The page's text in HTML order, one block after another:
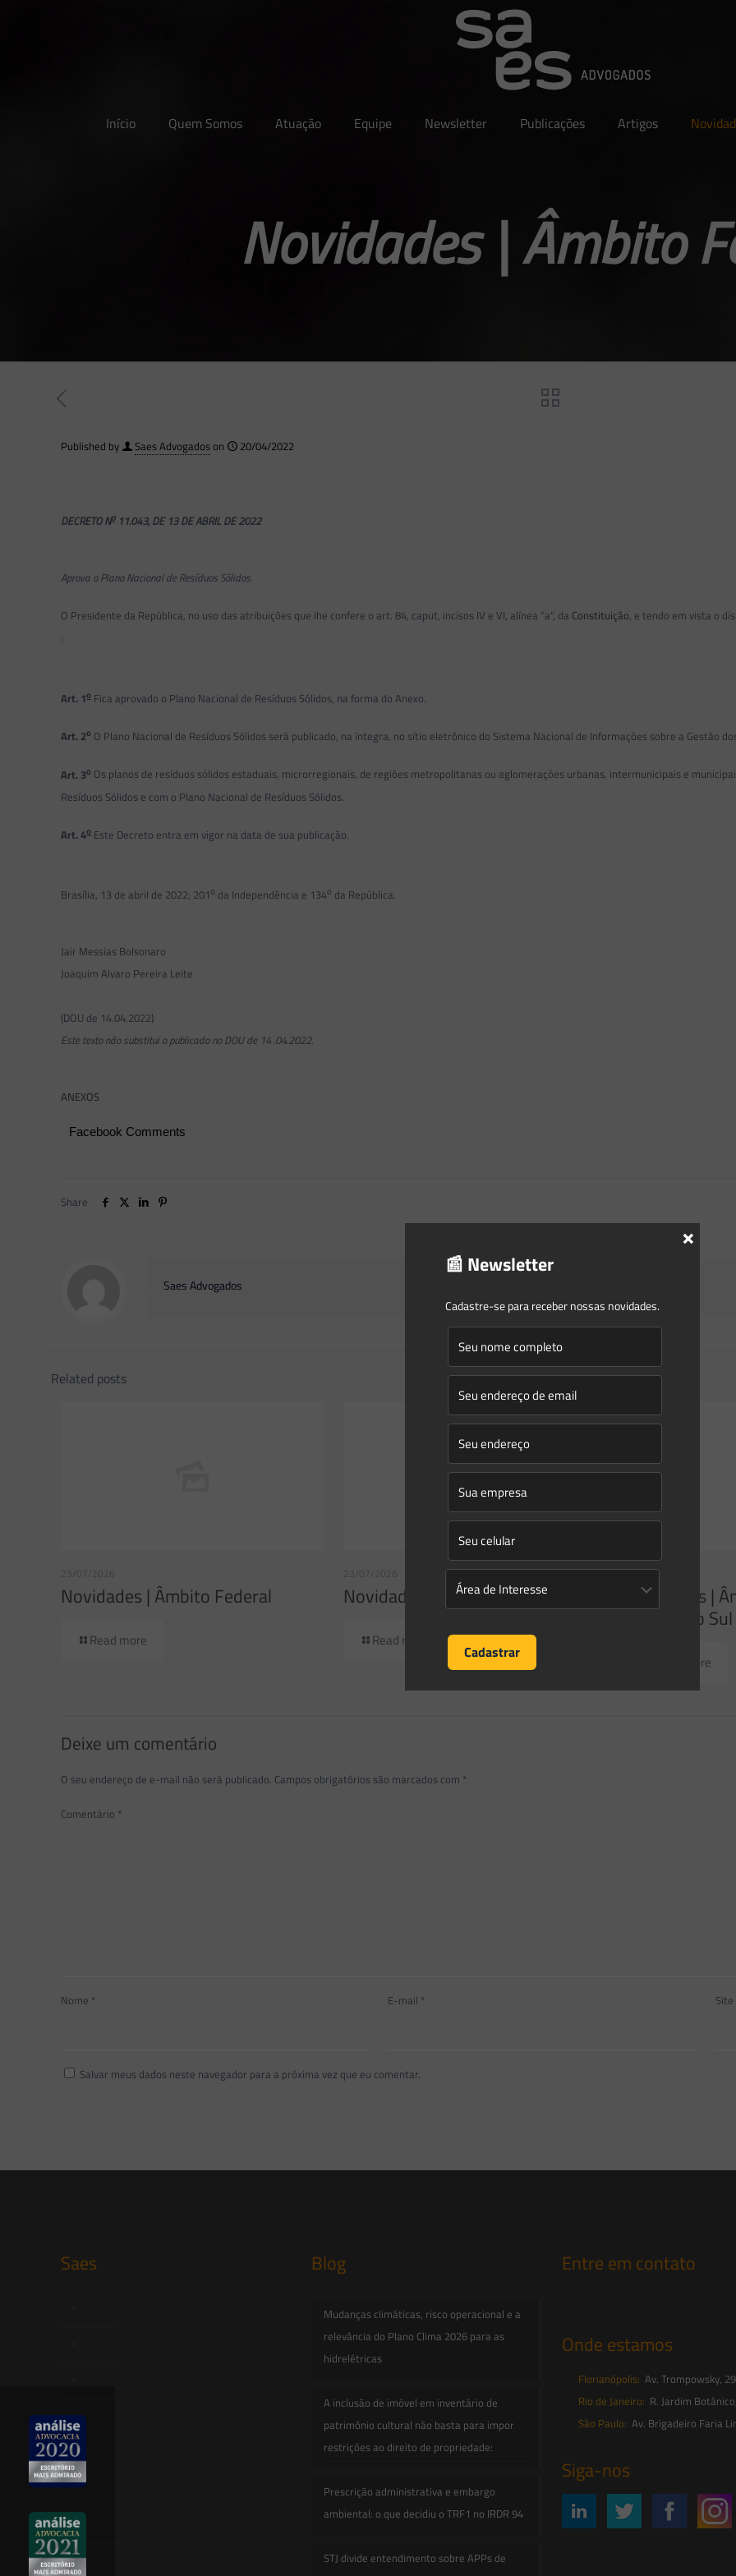
Início Quem Somos Atuação Equipe Newsletter Publicações Artigos
Novidades | Âmbito
Published by Saes Advogadoson 20/04/2022
DECRETO No11.043, DE 13 DE ABRIL DE 2022
Aprova o Plano Nacional de Resíduos Sólidos.
O Presidente da República, no uso das atribuições que lhe confere o art. 84, caput, incisos IV e VI, alínea “a”, da Constituição, e tendo em vista o
:
Art. 1o Fica aprovado o Plano Nacional de Resíduos Sólidos, na forma do Anexo.
Art. 2o O Plano Nacional de Resíduos Sólidos será publicado, na íntegra, no sítio eletrônico do Sistema Nacional de Informações sobre a Gestão
Art. 3o Os planos de resíduos sólidos estaduais, microrregionais, de regiões metropolitanas ou aglomerações urbanas, intermunicipais e
Resíduos Sólidos e com o Plano Nacional de Resíduos Sólidos.
Art. 4o Este Decreto entra em vigor na data de sua publicação.
Brasília, 13 de abril de 2022; 201o da Independência e 134o da República.
Jair Messias Bolsonaro
Joaquim Alvaro Pereira Leite
(DOU de 14.04.2022)
Este texto não substitui o publicado no DOU de 14 .04.2022.
ANEXOS
Facebook Comments
Share
Saes Advogados
Related posts
23/07/2026
Novidades | Âmbito Federal
Read more
23/07/2026
Novidades | Âmbito Federal
Read more
23/07/2026
Novidades |
Grande do Sul
Read more
Deixe um comentário
O seu endereço de e-mail não será publicado. Campos obrigatórios são marcados com *
Comentário *
Nome * E-mail * Site
Salvar meus dados neste navegador para a próxima vez que eu comentar.
Saes Blog
Mudanças climáticas, risco operacional e a
relevância do Plano Clima 2026 para as
hidrelétricas
A inclusão de imóvel em inventário de
patrimônio cultural não basta para impor
restrições ao direito de propriedade:
Prescrição administrativa e embargo
ambiental: o que decidiu o TRF1 no IRDR 94
STJ divide entendimento sobre APPs de
Entre em contato
Onde estamos
Florianópolis: Av. Trompowsky,
Rio de Janeiro: R. Jardim
São Paulo: Av. Brigadeiro Faria
Siga-nos
📰 Newsletter
Cadastre-se para receber nossas novidades.
×